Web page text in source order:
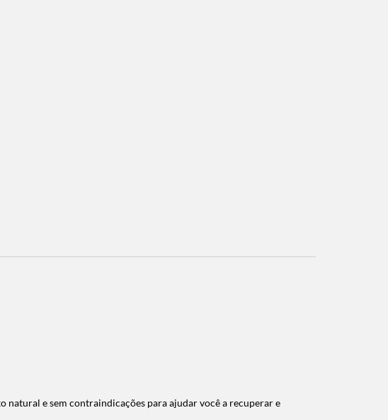
e sem contraindicações para ajudar você a recuperar e